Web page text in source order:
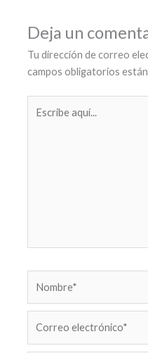
Deja un
Tu dirección de correo
campos obligatorios
aquí...
electrónico*